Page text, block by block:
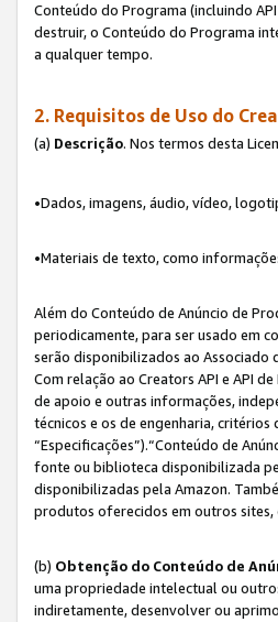
Conteúdo do Programa (incluindo
destruir, o Conteúdo do Programa
a qualquer tempo.
2. Requisitos de Uso do
(a) Descrição. Nos termos desta
•Dados, imagens, áudio, vídeo,
•Materiais de texto, como
Além do Conteúdo de Anúncio de
periodicamente, para ser usado em
serão disponibilizados ao Associado
Com relação ao Creators API e API
de apoio e outras informações,
técnicos e os de engenharia,
“Especificações”).“Conteúdo de
fonte ou biblioteca disponibilizada
disponibilizadas pela Amazon.
produtos oferecidos em outros sites,
(b) Obtenção do Conteúdo de
uma propriedade intelectual ou
indiretamente, desenvolver ou